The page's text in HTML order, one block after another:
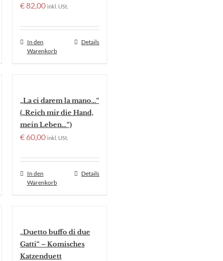
€82,00 inkl. USt.
In den
Warenkorb
Details
„La ci darem la mano…“
(„Reich mir die Hand,
mein Leben…“)
€60,00 inkl. USt.
In den
Warenkorb
Details
„Duetto buffo di due
Gatti“ – Komisches
Katzenduett